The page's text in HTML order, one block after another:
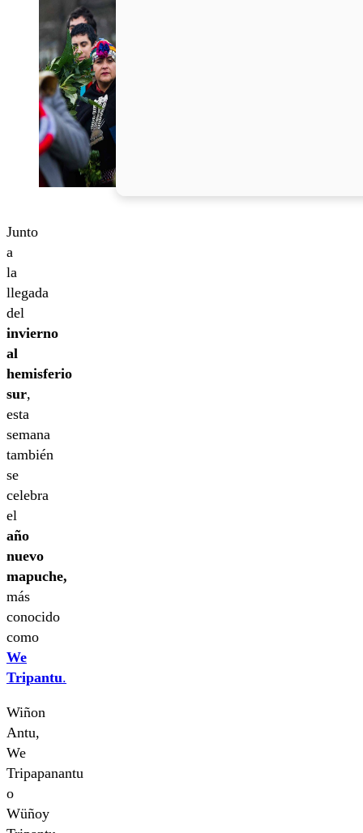
Junto
a
la
llegada
del
invierno
al
hemisferio
sur,
esta
semana
también
se
celebra
el
año
nuevo
mapuche,
más
conocido
como
We
Tripantu.
Wiñon
Antu,
We
Tripapanantu
o
Wüñoy